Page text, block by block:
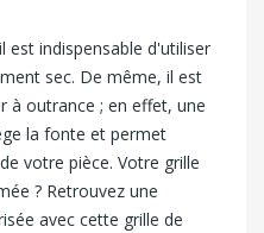
est indispensable d'utiliser
sec. De même, il est
à outrance ; en effet, une
la fonte et permet
votre pièce. Votre grille
? Retrouvez une
avec cette grille de